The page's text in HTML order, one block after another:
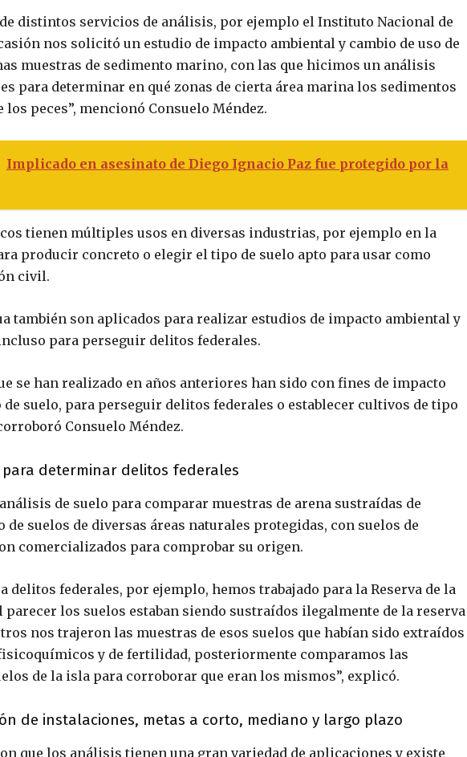
distintos servicios de análisis, por ejemplo el Instituto Nacional de
nos solicitó un estudio de impacto ambiental y cambio de uso de
muestras de sedimento marino, con las que hicimos un análisis
para determinar en qué zonas de cierta área marina los sedimentos
peces”, mencionó Consuelo Méndez.
Implicado en asesinato de Diego Ignacio Paz fue protegido por la
tienen múltiples usos en diversas industrias, por ejemplo en la
producir concreto o elegir el tipo de suelo apto para usar como
civil.
también son aplicados para realizar estudios de impacto ambiental y
para perseguir delitos federales.
se han realizado en años anteriores han sido con fines de impacto
de suelo, para perseguir delitos federales o establecer cultivos de tipo
Consuelo Méndez.
determinar delitos federales
de suelo para comparar muestras de arena sustraídas de
suelos de diversas áreas naturales protegidas, con suelos de
comercializados para comprobar su origen.
delitos federales, por ejemplo, hemos trabajado para la Reserva de la
parecer los suelos estaban siendo sustraídos ilegalmente de la reserva
nos trajeron las muestras de esos suelos que habían sido extraídos
y de fertilidad, posteriormente comparamos las
de la isla para corroborar que eran los mismos”, explicó.
de instalaciones, metas a corto, mediano y largo plazo
que los análisis tienen una gran variedad de aplicaciones y existe